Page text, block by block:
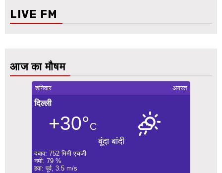
LIVE FM
आज का मौषम
शनिवार अगस्त
दिल्ली
+30°C
बूंदा बांदी
दबाव: 752 मिमी एचजी
नमी: 79 %
हवा: पूर्व, 3.5 m/s